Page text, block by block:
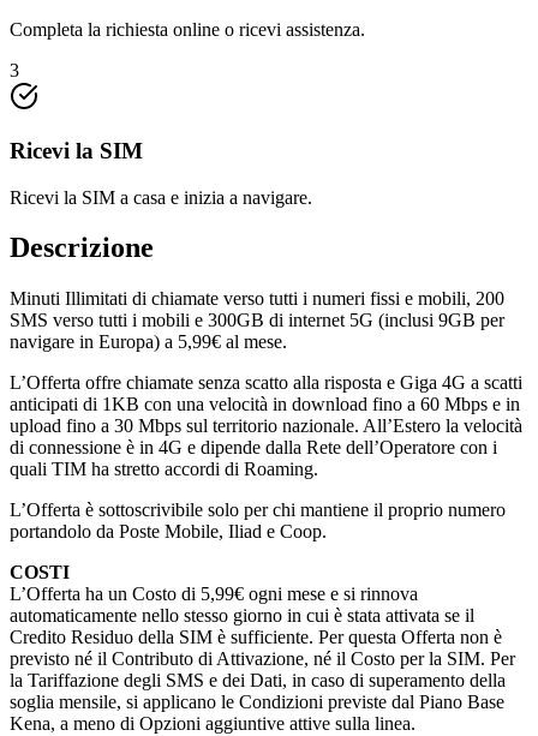
Completa la richiesta online o ricevi assistenza.
3
Ricevi la SIM
Ricevi la SIM a casa e inizia a navigare.
Descrizione
Minuti Illimitati di chiamate verso tutti i numeri fissi e mobili, 200
SMS verso tutti i mobili e 300GB di internet 5G (inclusi 9GB per
navigare in Europa) a 5,99€ al mese.
L’Offerta offre chiamate senza scatto alla risposta e Giga 4G a scatti
anticipati di 1KB con una velocità in download fino a 60 Mbps e in
upload fino a 30 Mbps sul territorio nazionale. All’Estero la velocità
di connessione è in 4G e dipende dalla Rete dell’Operatore con i
quali TIM ha stretto accordi di Roaming.
L’Offerta è sottoscrivibile solo per chi mantiene il proprio numero
portandolo da Poste Mobile, Iliad e Coop.
COSTI
L’Offerta ha un Costo di 5,99€ ogni mese e si rinnova
automaticamente nello stesso giorno in cui è stata attivata se il
Credito Residuo della SIM è sufficiente. Per questa Offerta non è
previsto né il Contributo di Attivazione, né il Costo per la SIM. Per
la Tariffazione degli SMS e dei Dati, in caso di superamento della
soglia mensile, si applicano le Condizioni previste dal Piano Base
Kena, a meno di Opzioni aggiuntive attive sulla linea.